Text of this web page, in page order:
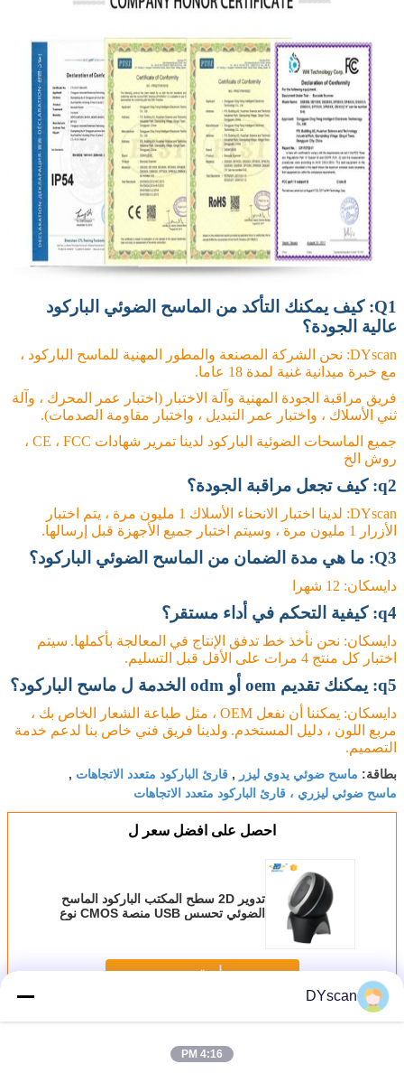
Q1: كيف يمكنك التأكد من الماسح الضوئي الباركود
عالية الجودة؟
DYscan: نحن الشركة المصنعة والمطور المهنية للماسح الباركود ،
مع خبرة ميدانية غنية لمدة 18 عاما.
فريق مراقبة الجودة المهنية وآلة الاختبار (اختبار عمر المحرك ، وآلة
ثني الأسلاك ، واختبار عمر التبديل ، واختبار مقاومة الصدمات).
جميع الماسحات الضوئية الباركود لدينا تمرير شهادات CE ، FCC ،
روش الخ
q2: كيف تجعل مراقبة الجودة؟
DYscan: لدينا اختبار الانحناء الأسلاك 1 مليون مرة ، يتم اختبار
الأزرار 1 مليون مرة ، وسيتم اختبار جميع الأجهزة قبل إرسالها.
Q3: ما هي مدة الضمان من الماسح الضوئي الباركود؟
دايسكان: 12 شهرا
q4: كيفية التحكم في أداء مستقر؟
دايسكان: نحن نأخذ خط تدفق الإنتاج في المعالجة بأكملها. سيتم
اختبار كل منتج 4 مرات على الأقل قبل التسليم.
q5: يمكنك تقديم oem أو odm الخدمة ل ماسح الباركود؟
دايسكان: يمكننا أن نفعل OEM ، مثل طباعة الشعار الخاص بك ،
مربع اللون ، دليل المستخدم. ولدينا فريق فني خاص بنا لدعم خدمة
التصميم.
بطاقة: ماسح ضوئي يدوي ليزر , قارئ الباركود متعدد الاتجاهات ,
ماسح ضوئي ليزري ، قارئ الباركود متعدد الاتجاهات
احصل على افضل سعر ل
تدوير 2D سطح المكتب الباركود الماسح
الضوئي تحسس USB منصة CMOS نوع
استمر
أكثرسطح المكتب ماسح الباركود
DYscan
4:16 PM